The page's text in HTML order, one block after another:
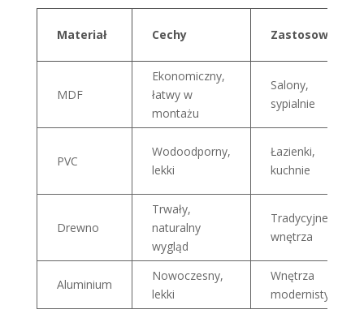
Materiał Cechy Zastosowanie
MDF
Ekonomiczny,
łatwy w
montażu
Salony,
sypialnie
PVC
Wodoodporny,
lekki
Łazienki,
kuchnie
Drewno
Trwały,
naturalny
wygląd
Tradycyjne
wnętrza
Aluminium
Nowoczesny,
lekki
Wnętrza
modernistyczne